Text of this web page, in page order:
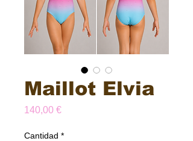
Maillot Elvia
140,00 €Precio
Cantidad *